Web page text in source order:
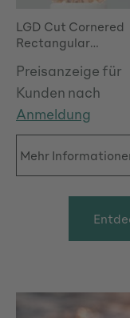
LGD Cut Cornered
Rectangular
3,50 ct
Preisanzeige für
Kunden nach
Anmeldung
Mehr
Bildergalerie